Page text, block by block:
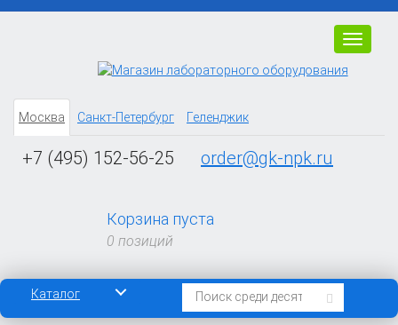
Москва Санкт-Петербург Геленджик
+7 (495) 152-56-25 order@gk-npk.ru
Корзина пуста
0 позиций
Каталог